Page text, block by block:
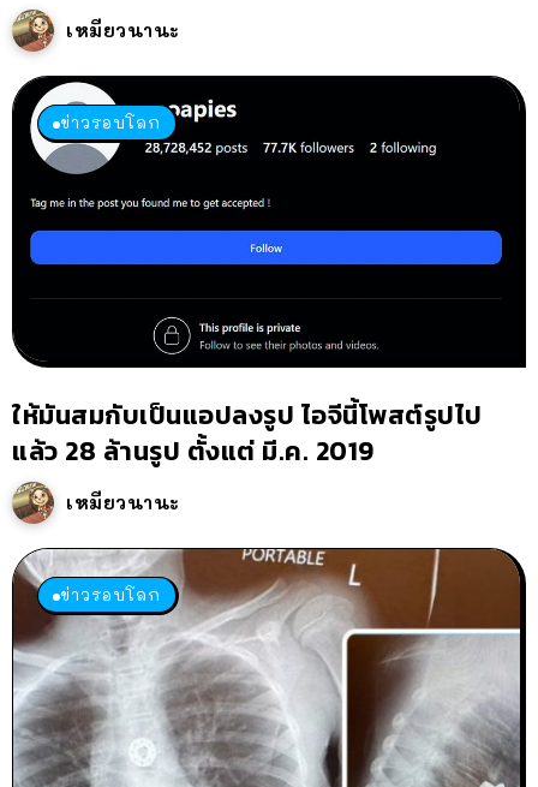
เหมียวนานะ
ข่าวรอบโลก
ให้มันสมกับเป็นแอปลงรูป ไอจีนี้โพสต์รูปไป
แล้ว 28 ล้านรูป ตั้งแต่ มี.ค. 2019
เหมียวนานะ
ข่าวรอบโลก